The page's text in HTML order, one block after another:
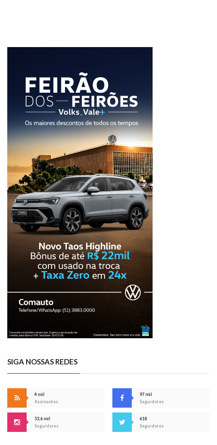
SIGA NOSSAS REDES
4 mil
Assinantes
97 mil
Seguidores
53,6 mil
Seguidores
618
Seguidores